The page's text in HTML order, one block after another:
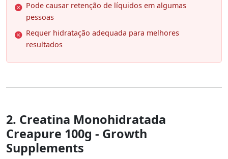
Pode causar retenção de líquidos em algumas
pessoas
Requer hidratação adequada para melhores
resultados
2. Creatina Monohidratada
Creapure 100g - Growth
Supplements